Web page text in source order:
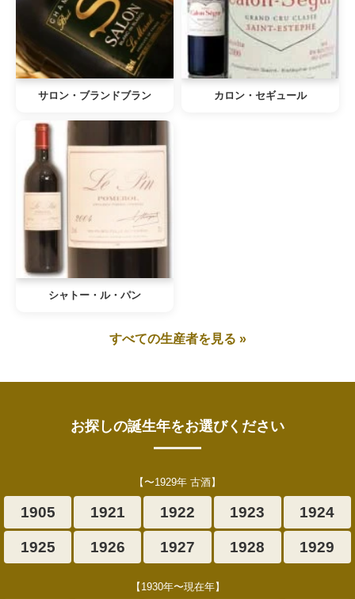
サロン・ブランドブラン カロン・セギュール
シャトー・ル・パン
すべての生産者を見る »
お探しの誕生年をお選びください
【〜1929年 古酒】
1905 1921 1922 1923 1924
1925 1926 1927 1928 1929
【1930年〜現在年】